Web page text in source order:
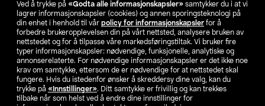
Ved å trykke på «Godta alle informasjonskapsler» samtykker du i at vi
lagrer informasjonskapsler (cookies) og annen sporingsteknologi på
din enhet i henhold til vår policy for informasjonskapsler for å
forbedre brukeropplevelsen din på vårt nettsted, analysere bruken av
nettstedet og for å tilpasse våre markedsføringstiltak. Vi bruker fire
typer informasjonskapsler: nødvendige, funksjonelle, analytiske og
annonserelaterte. For nødvendige informasjonskapsler er det ikke noe
krav om samtykke, ettersom de er nødvendige for at nettstedet skal
fungere. Hvis du istedenfor ønsker å skreddersy dine valg, kan du
trykke på «Innstillinger». Ditt samtykke er frivillig og kan trekkes
tilbake når som helst ved å endre dine innstillinger for
Finn din butikk
SE NO FI